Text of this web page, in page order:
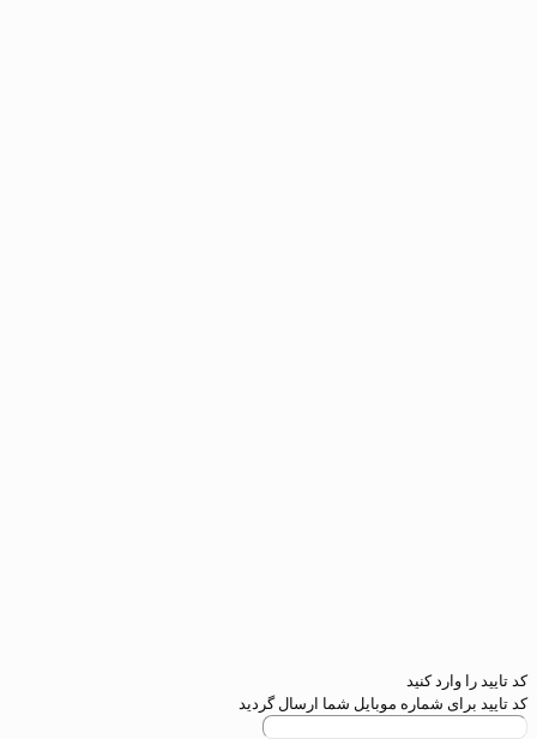
کنید
شماره موبایل شما ارسال گردید